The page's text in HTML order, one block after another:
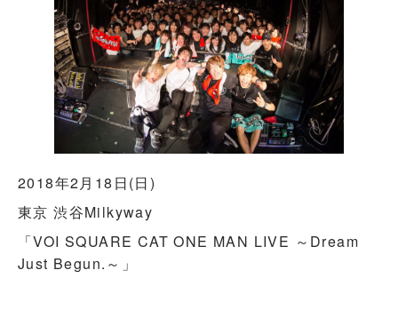
2018年2月18日(日)
東京 渋谷Milkyway
「VOI SQUARE CAT ONE MAN LIVE ～Dream
Just Begun.～」